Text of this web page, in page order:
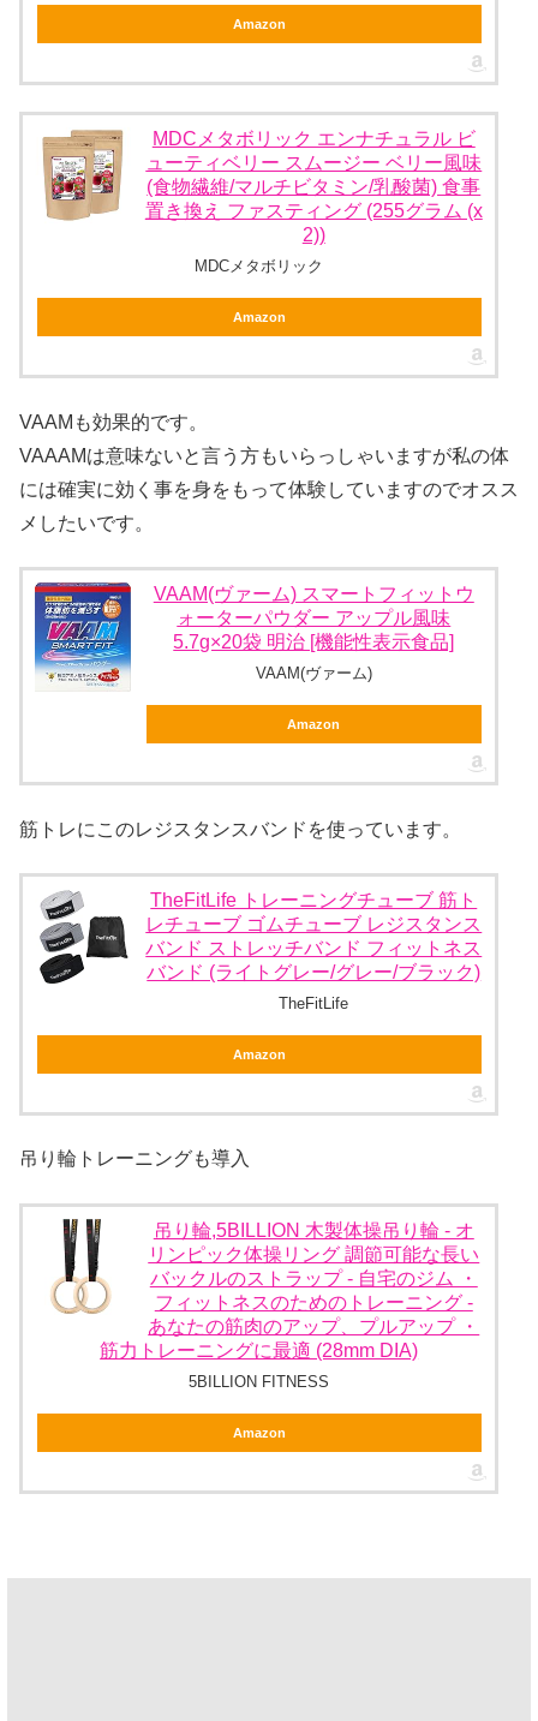
Amazon
MDCメタボリック エンナチュラル ビ
ューティベリー スムージー ベリー風味
(食物繊維/マルチビタミン/乳酸菌) 食事
置き換え ファスティング (255グラム (x
2))
MDCメタボリック
Amazon
VAAMも効果的です。
VAAAMは意味ないと言う方もいらっしゃいますが私の体
には確実に効く事を身をもって体験していますのでオスス
メしたいです。
VAAM(ヴァーム) スマートフィットウ
ォーターパウダー アップル風味
5.7g×20袋 明治 [機能性表示食品]
VAAM(ヴァーム)
Amazon
筋トレにこのレジスタンスバンドを使っています。
TheFitLife トレーニングチューブ 筋ト
レチューブ ゴムチューブ レジスタンス
バンド ストレッチバンド フィットネス
バンド (ライトグレー/グレー/ブラック)
TheFitLife
Amazon
吊り輪トレーニングも導入
吊り輪,5BILLION 木製体操吊り輪 - オ
リンピック体操リング 調節可能な長い
バックルのストラップ - 自宅のジム ・
フィットネスのためのトレーニング -
あなたの筋肉のアップ、プルアップ ・
筋力トレーニングに最適 (28mm DIA)
5BILLION FITNESS
Amazon